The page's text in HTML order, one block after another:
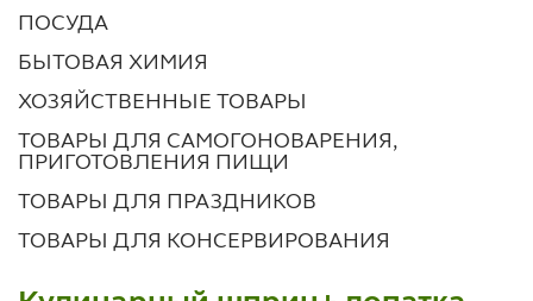
ПОСУДА
БЫТОВАЯ ХИМИЯ
ХОЗЯЙСТВЕННЫЕ ТОВАРЫ
ТОВАРЫ ДЛЯ САМОГОНОВАРЕНИЯ,
ПРИГОТОВЛЕНИЯ ПИЩИ
ТОВАРЫ ДЛЯ ПРАЗДНИКОВ
ТОВАРЫ ДЛЯ КОНСЕРВИРОВАНИЯ